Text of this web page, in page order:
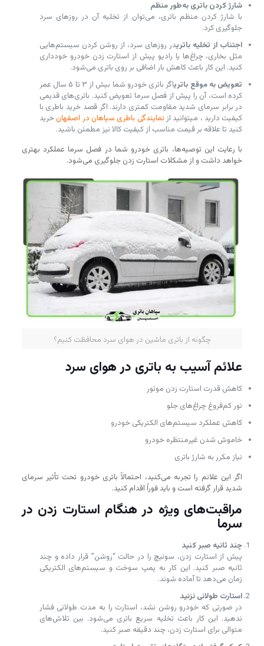
شارژ کردن باتری به‌طور منظم
با شارژ کردن منظم باتری، می‌توان از تخلیه آن در روزهای سرد
جلوگیری کرد.
اجتناب از تخلیه باتریدر روزهای سرد، از روشن کردن سیستم‌هایی
مثل بخاری، چراغ‌ها یا رادیو پیش از استارت زدن خودرو خودداری
کنید. این کار باعث کاهش بار اضافی بر روی باتری می‌شود.
تعویض به موقع باتری
اگر باتری خودرو شما بیش از ۳ تا ۵ سال عمر
کرده است، آن را پیش از فصل سرما تعویض کنید. باتری‌های قدیمی
در برابر سرمای شدید مقاومت کمتری دارند. اگر قصد خرید باطری با
کیفیت دارید ، میتوانید از نمایندگی باطری سپاهان در اصفهانخرید
کنید تا علاقه بر قیمت مناسب از کیفیت کالا نیز مطمئن باشید.
با رعایت این توصیه‌ها، باتری خودرو شما در فصل سرما عملکرد بهتری
خواهد داشت و از مشکلات استارت زدن جلوگیری می‌شود.
چگونه از باتری ماشین در هوای سرد محافظت کنیم؟
علائم آسیب به باتری در هوای سرد
کاهش قدرت استارت زدن موتور
نور کم‌فروغ چراغ‌های جلو
کاهش عملکرد سیستم‌های الکتریکی خودرو
خاموش شدن غیرمنتظره خودرو
نیاز مکرر به شارژ باتری
اگر این علائم را تجربه می‌کنید، احتمالاً باتری خودرو تحت تأثیر سرمای
شدید قرار گرفته است و باید فوراً اقدام کنید.
مراقبت‌های ویژه در هنگام استارت زدن در
سرما
چند ثانیه صبر کنید
پیش از استارت زدن، سوئیچ را در حالت “روشن” قرار داده و چند
ثانیه صبر کنید. این کار به پمپ سوخت و سیستم‌های الکتریکی
زمان می‌دهد تا آماده شوند.
استارت طولانی نزنید
در صورتی که خودرو روشن نشد، استارت را به مدت طولانی فشار
ندهید. این کار باعث تخلیه سریع باتری می‌شود. بین تلاش‌های
متوالی برای استارت زدن، چند دقیقه صبر کنید.